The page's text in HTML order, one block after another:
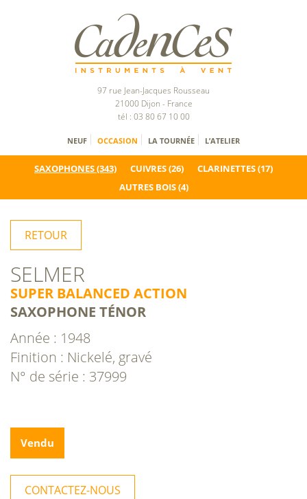
97 rue Jean-Jacques Rousseau
21000 Dijon - France
tél : 03 80 67 10 00
NEUF OCCASION LA TOURNÉE L’ATELIER
SAXOPHONES(343) CUIVRES(26) CLARINETTES(17)
AUTRES BOIS(4)
RETOUR
SELMER
SUPER BALANCED ACTION
SAXOPHONE TÉNOR
Année : 1948
Finition : Nickelé, gravé
N° de série : 37999
Vendu
CONTACTEZ-NOUS